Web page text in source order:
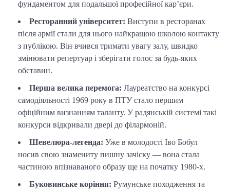
фундаментом для подальшої професійної кар’єри.
Ресторанний університет: Виступи в ресторанах
після армії стали для нього найкращою школою контакту
з публікою. Він вчився тримати увагу залу, швидко
змінювати репертуар і зберігати голос за будь-яких
обставин.
Перша велика перемога: Лауреатство на конкурсі
самодіяльності 1969 року в ПТУ стало першим
офіційним визнанням таланту. У радянській системі такі
конкурси відкривали двері до філармоній.
Шевелюра-легенда: Уже в молодості Іво Бобул
носив свою знамениту пишну зачіску — вона стала
частиною впізнаваного образу ще на початку 1980-х.
Буковинське коріння: Румунське походження та